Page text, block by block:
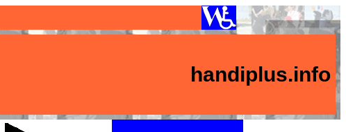
handiplus.info